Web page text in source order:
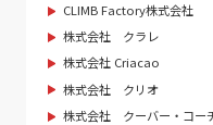
CLIMB Factory株式会社
株式会社 クラレ
株式会社 Criacao
株式会社 クリオ
株式会社 クーバー・コー